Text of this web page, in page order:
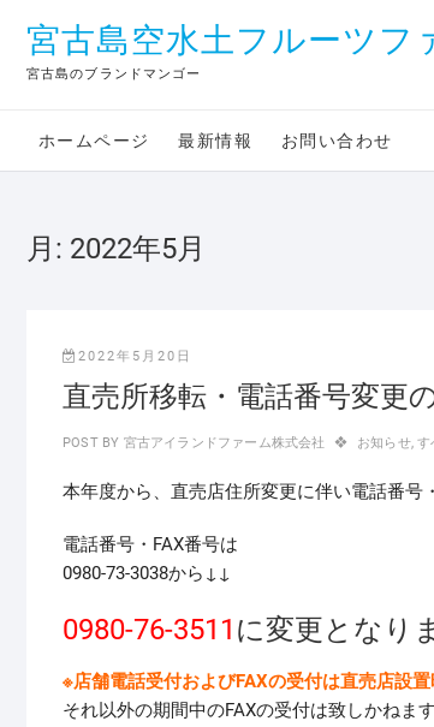
content
宮古島空水土フルーツフ
宮古島のブランドマンゴー
ホームページ 最新情報 お問い合わせ
月: 2022年5月
2022年5月20日
直売所移転・電話番号変更
POST BY 宮古アイランドファーム株式会社 お知らせ,す
本年度から、直売店住所変更に伴い電話番号
電話番号・FAX番号は
0980-73-3038から↓↓
0980-76-3511 に変更となり
※店舗電話受付およびFAXの受付は直売店設
それ以外の期間中のFAXの受付は致しかねます